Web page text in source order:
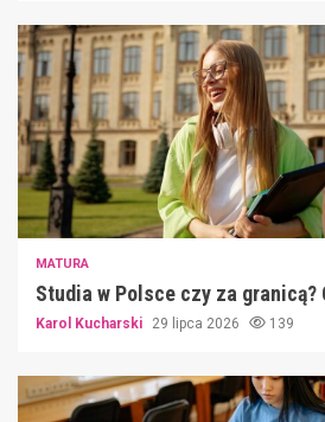
MATURA
Studia w Polsce czy za granicą?
Karol Kucharski 29 lipca 2026 139